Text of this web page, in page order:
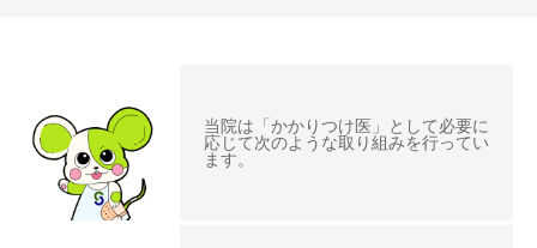
当院は「かかりつけ医」として必要に
応じて次のような取り組みを行ってい
ます。